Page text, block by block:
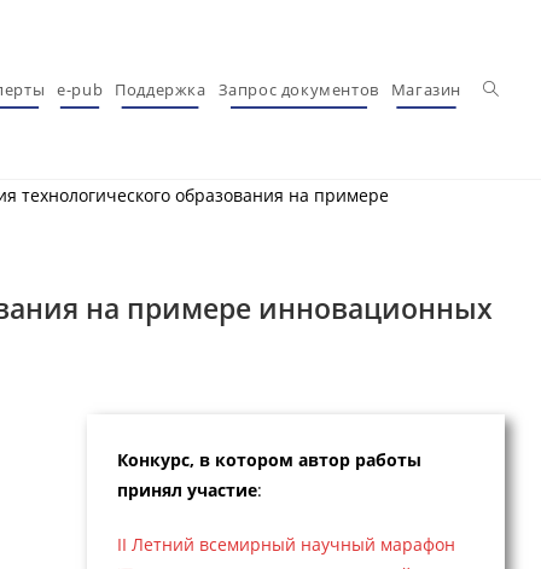
e-pub Поддержка Запрос документов Магазин
технологического образования на примере
на примере инновационных
Конкурс, в котором автор работы
принял участие:
II Летний всемирный научный марафон